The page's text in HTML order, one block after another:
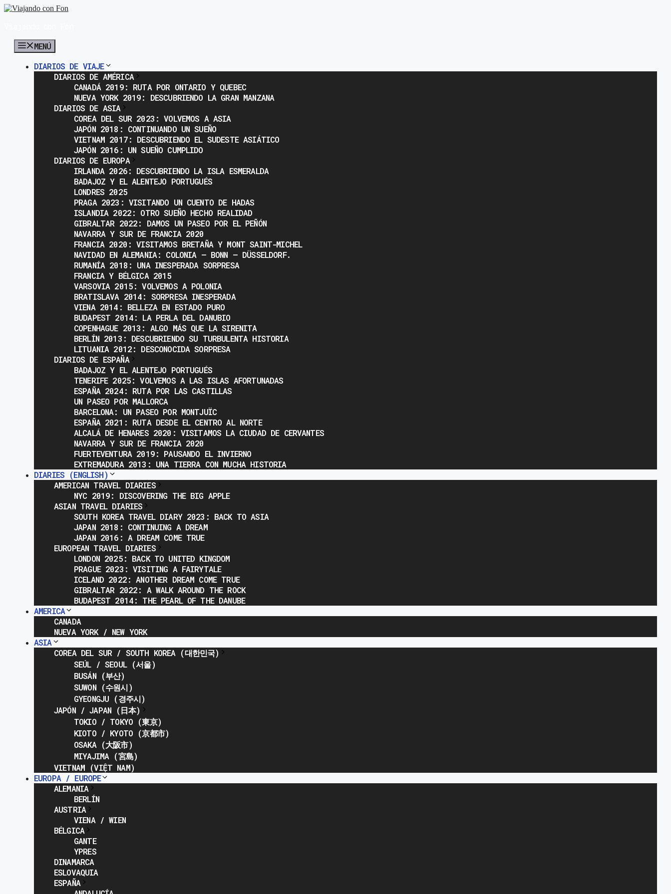
Saltar
MENÚ
DIARIOS DE VIAJE
DIARIOS DE AMÉRICA
CANADÁ 2019: RUTA POR ONTARIO Y QUEBEC
NUEVA YORK 2019: DESCUBRIENDO LA GRAN MANZANA
DIARIOS DE ASIA
COREA DEL SUR 2023: VOLVEMOS A ASIA
JAPÓN 2018: CONTINUANDO UN SUEÑO
VIETNAM 2017: DESCUBRIENDO EL SUDESTE ASIÁTICO
JAPÓN 2016: UN SUEÑO CUMPLIDO
DIARIOS DE EUROPA
IRLANDA 2026: DESCUBRIENDO LA ISLA ESMERALDA
BADAJOZ Y EL ALENTEJO PORTUGUÉS
LONDRES 2025
PRAGA 2023: VISITANDO UN CUENTO DE HADAS
ISLANDIA 2022: OTRO SUEÑO HECHO REALIDAD
GIBRALTAR 2022: DAMOS UN PASEO POR EL PEÑÓN
NAVARRA Y SUR DE FRANCIA 2020
FRANCIA 2020: VISITAMOS BRETAÑA Y MONT SAINT-MICHEL
NAVIDAD EN ALEMANIA: COLONIA – BONN – DÜSSELDORF.
RUMANÍA 2018: UNA INESPERADA SORPRESA
FRANCIA Y BÉLGICA 2015
VARSOVIA 2015: VOLVEMOS A POLONIA
BRATISLAVA 2014: SORPRESA INESPERADA
VIENA 2014: BELLEZA EN ESTADO PURO
BUDAPEST 2014: LA PERLA DEL DANUBIO
COPENHAGUE 2013: ALGO MÁS QUE LA SIRENITA
BERLÍN 2013: DESCUBRIENDO SU TURBULENTA HISTORIA
LITUANIA 2012: DESCONOCIDA SORPRESA
DIARIOS DE ESPAÑA
BADAJOZ Y EL ALENTEJO PORTUGUÉS
TENERIFE 2025: VOLVEMOS A LAS ISLAS AFORTUNADAS
ESPAÑA 2024: RUTA POR LAS CASTILLAS
UN PASEO POR MALLORCA
BARCELONA: UN PASEO POR MONTJUÏC
ESPAÑA 2021: RUTA DESDE EL CENTRO AL NORTE
ALCALÁ DE HENARES 2020: VISITAMOS LA CIUDAD DE CERVANTES
NAVARRA Y SUR DE FRANCIA 2020
FUERTEVENTURA 2019: PAUSANDO EL INVIERNO
EXTREMADURA 2013: UNA TIERRA CON MUCHA HISTORIA
DIARIES (ENGLISH)
AMERICAN TRAVEL DIARIES
NYC 2019: DISCOVERING THE BIG APPLE
ASIAN TRAVEL DIARIES
SOUTH KOREA TRAVEL DIARY 2023: BACK TO ASIA
JAPAN 2018: CONTINUING A DREAM
JAPAN 2016: A DREAM COME TRUE
EUROPEAN TRAVEL DIARIES
LONDON 2025: BACK TO UNITED KINGDOM
PRAGUE 2023: VISITING A FAIRYTALE
ICELAND 2022: ANOTHER DREAM COME TRUE
GIBRALTAR 2022: A WALK AROUND THE ROCK
BUDAPEST 2014: THE PEARL OF THE DANUBE
AMERICA
CANADA
NUEVA YORK / NEW YORK
ASIA
COREA DEL SUR / SOUTH KOREA (대한민국)
SEÚL / SEOUL (서울)
BUSÁN (부산)
SUWON (수원시)
GYEONGJU (경주시)
JAPÓN / JAPAN (日本)
TOKIO / TOKYO (東京)
KIOTO / KYOTO (京都市)
OSAKA (大阪市)
MIYAJIMA (宮島)
VIETNAM (VIỆT NAM)
EUROPA / EUROPE
ALEMANIA
BERLÍN
AUSTRIA
VIENA / WIEN
BÉLGICA
GANTE
YPRES
DINAMARCA
ESLOVAQUIA
ESPAÑA